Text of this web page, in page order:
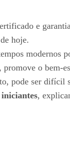
e
hoje.
modernos
o bem-
pode ser difícil
,